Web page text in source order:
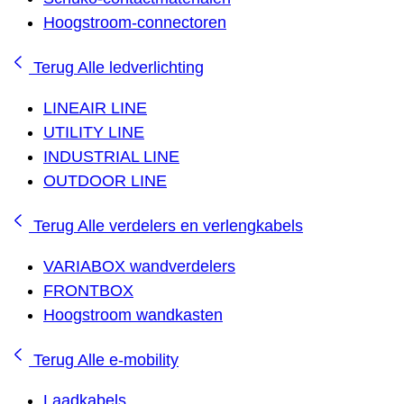
Hoogstroom-connectoren
Terug Alle ledverlichting
LINEAIR LINE
UTILITY LINE
INDUSTRIAL LINE
OUTDOOR LINE
Terug Alle verdelers en verlengkabels
VARIABOX wandverdelers
FRONTBOX
Hoogstroom wandkasten
Terug Alle e-mobility
Laadkabels